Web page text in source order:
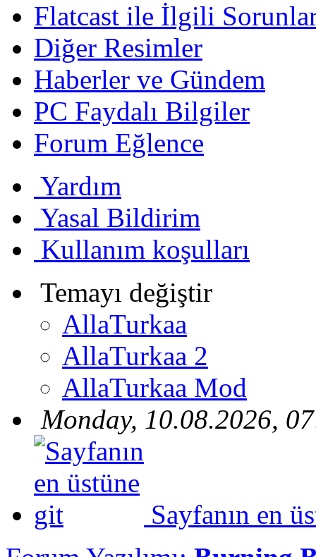
Flatcast ile İlgili
Diğer Resimler
Haberler ve Gündem
PC Faydalı Bilgiler
Forum Eğlence
Yardım
Yasal Bildirim
Kullanım koşulları
Temayı değiştir
AllaTurkaa
AllaTurkaa 2
AllaTurkaa Mod
Monday, 10.08.2026,
Sayfanın en